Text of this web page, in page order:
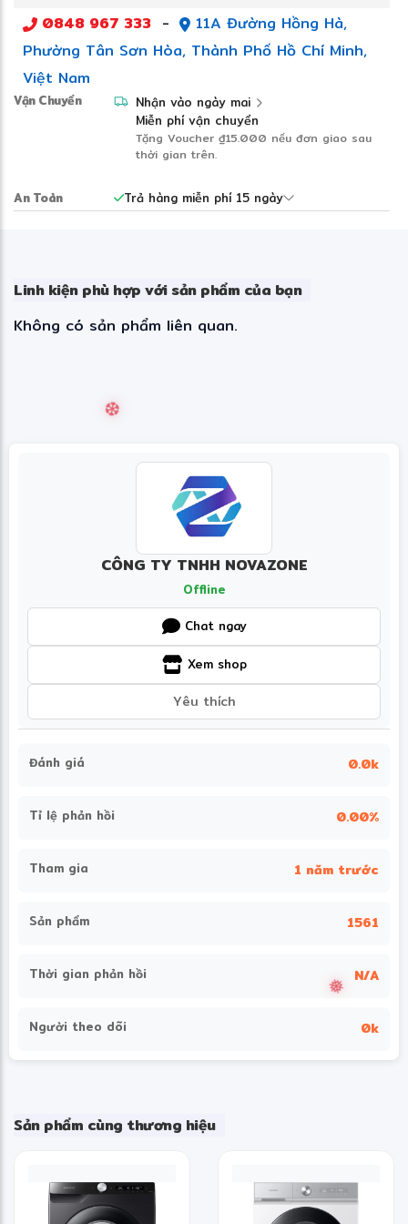
Thông minh tiện lợi (app SmartThings, AI tiết kiệm
điện), vận hành rất yên tĩnh.
Bảo quản thực phẩm tươi ngon lâu, làm lạnh đều,
không lẫn mùi.
Thiết kế sang trọng, phù hợp bếp hiện đại.
0848 967 333 -
11A Đường Hồng Hà,
Phường Tân Sơn Hòa, Thành Phố Hồ Chí Minh,
Việt Nam
Vận Chuyển
Nhận vào ngày mai
Miễn phí vận chuyển
Tặng Voucher ₫15.000 nếu đơn giao sau
thời gian trên.
An Toàn Trả hàng miễn phí 15 ngày
Linh kiện phù hợp với sản phẩm của bạn
Không có sản phẩm liên quan.
CÔNG TY TNHH NOVAZONE
Offline
Chat ngay
Xem shop
Yêu thích
Đánh giá 0.0k
Tỉ lệ phản hồi 0.00%
Tham gia 1 năm trước
Sản phẩm 1561
Thời gian phản hồi N/A
Người theo dõi 0k
Sản phẩm cùng thương hiệu
❆